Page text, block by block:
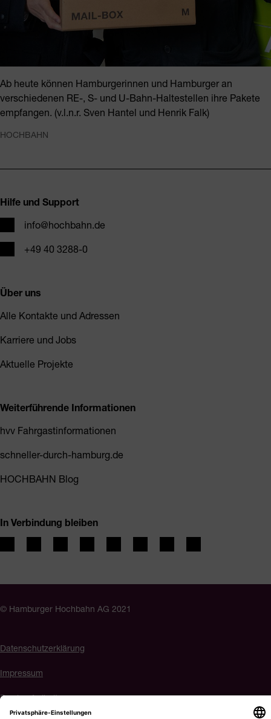
Ab heute können Hamburgerinnen und Hamburger an
verschiedenen RE-, S- und U-Bahn-Haltestellen ihre Pakete
empfangen. (v.l.n.r. Sven Hantel und Henrik Falk)
HOCHBAHN
Hilfe und Support
E-Mailinfo@hochbahn.de
Telefon+49 40 3288-0
Über uns
Alle Kontakte und Adressen
Karriere und Jobs
Aktuelle Projekte
Weiterführende Informationen
hvv Fahrgastinformationen
schneller-durch-hamburg.de
HOCHBAHN Blog
In Verbindung bleiben
© Hamburger Hochbahn AG 2021
Datenschutzerklärung
Impressum
Barrierefreiheit